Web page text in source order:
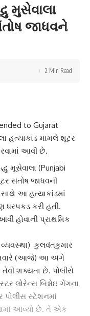
મુસેવાલા
જાધવને
2 Min Read
to Gujarat
હત્યાકાંડ મામલે શૂટર
આવી છે.
મૂસેવાલા (Punjabi
સંતોષ જાધવની
આ હત્યાકાંડમાં
ધરપકડ કરી હતી.
હોવાની પ્રાથમિક
કુલવંતકુમાર
(આજે) આ અંગે
શક્યતા છે. પોલીસે
લોરેન્સ બિશ્નોઇ ગેંગના
પોલીસ સ્ટેશનમાં
આવ્યો છે. તે એક